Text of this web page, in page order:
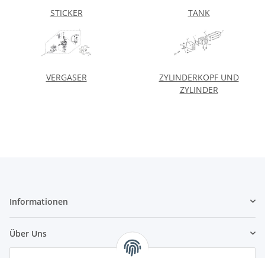
STICKER TANK
VERGASER
ZYLINDERKOPF UND
ZYLINDER
Informationen
Über Uns